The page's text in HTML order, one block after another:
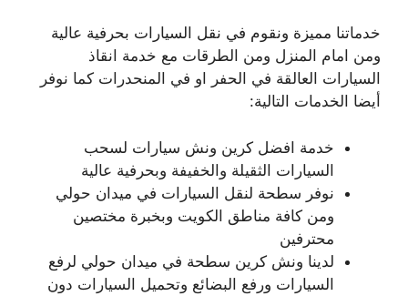
خدماتنا مميزة ونقوم في نقل السيارات بحرفية عالية
ومن امام المنزل ومن الطرقات مع خدمة انقاذ
السيارات العالقة في الحفر او في المنحدرات كما نوفر
أيضا الخدمات التالية:
خدمة افضل كرين ونش سيارات لسحب
السيارات الثقيلة والخفيفة وبحرفية عالية
نوفر سطحة لنقل السيارات في ميدان حولي
ومن كافة مناطق الكويت وبخبرة مختصين
محترفين
لدينا ونش كرين سطحة في ميدان حولي لرفع
السيارات ورفع البضائع وتحميل السيارات دون